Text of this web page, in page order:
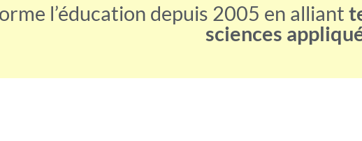
l’éducation depuis 2005 en alliant
sciences